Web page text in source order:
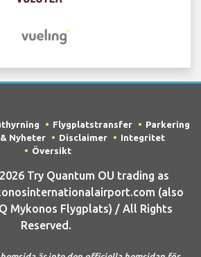
Flygplatstransfer
Parkering
Nyheter Disclaimer
Integritet
Översikt
Try Quantum OU trading as
(also
Mykonos Flygplats) / All Rights
Reserved.